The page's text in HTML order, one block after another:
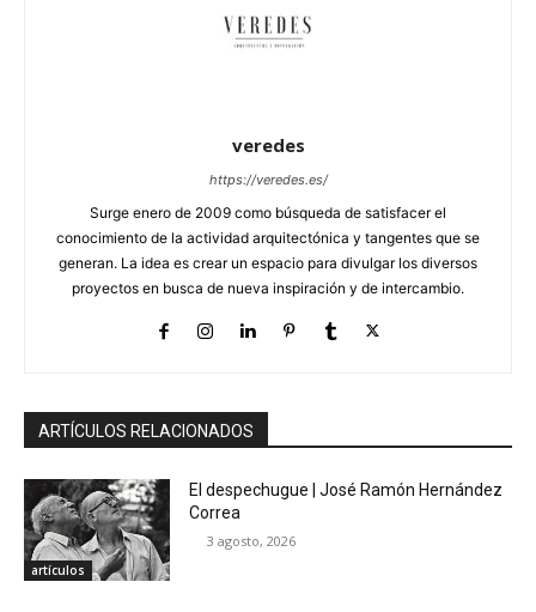
veredes
https://veredes.es/
Surge enero de 2009 como búsqueda de satisfacer el
conocimiento de la actividad arquitectónica y tangentes que se
generan. La idea es crear un espacio para divulgar los diversos
proyectos en busca de nueva inspiración y de intercambio.
ARTÍCULOS RELACIONADOS
artículos
El despechugue | José Ramón Hernández
Correa
3 agosto, 2026